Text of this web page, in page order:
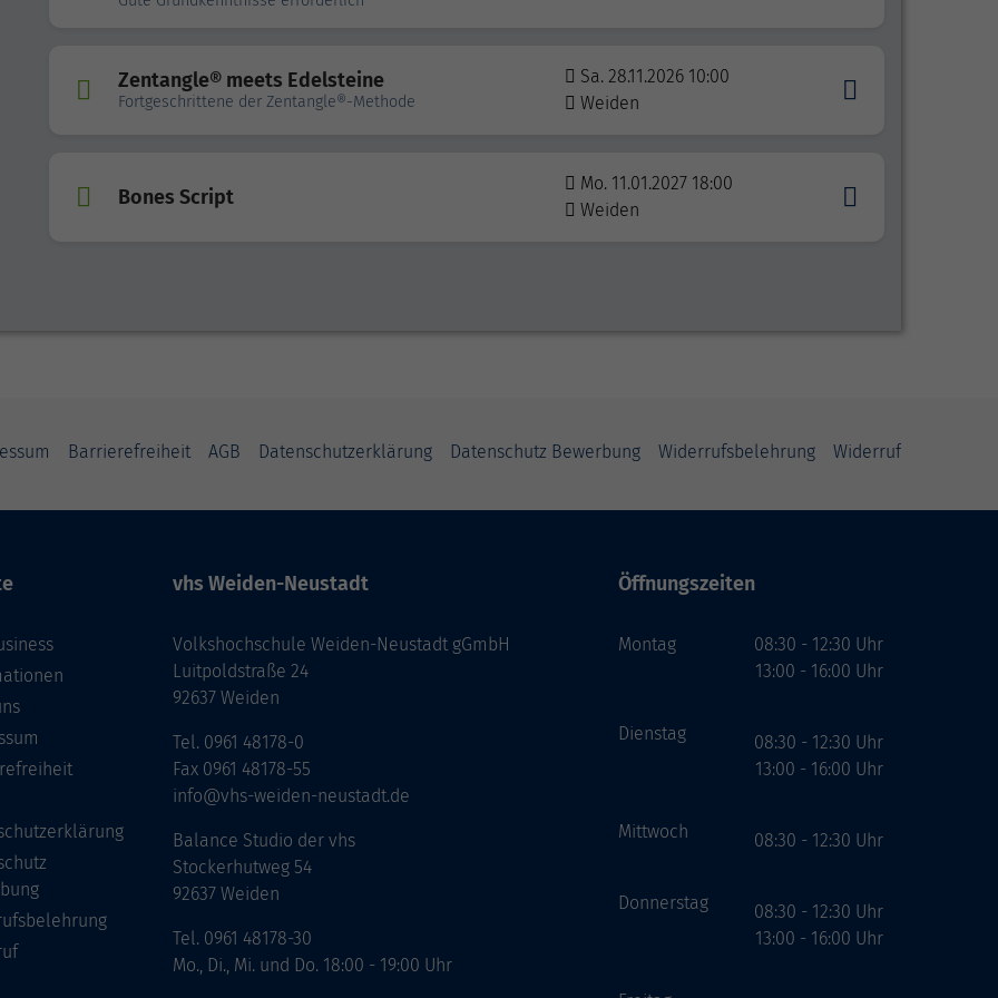
Zentangle® meets Edelsteine
Fortgeschrittene der Zentangle®-Methode
Sa. 28.11.2026 10:00
Weiden
Bones Script
Mo. 11.01.2027 18:00
Weiden
Barrierefreiheit AGB Datenschutzerklärung Datenschutz Bewerbung Widerrufsbelehrung Widerruf
vhs Weiden-Neustadt
Volkshochschule Weiden-Neustadt gGmbH
Luitpoldstraße 24
92637 Weiden
Tel. 0961 48178-0
Fax 0961 48178-55
info@vhs-weiden-neustadt.de
Balance Studio der vhs
Stockerhutweg 54
92637 Weiden
Tel. 0961 48178-30
Mo., Di., Mi. und Do. 18:00 - 19:00 Uhr
Öffnungszeiten
Montag
Dienstag
Mittwoch
Donnerstag
08:30 - 12:30 Uhr
13:00 - 16:00 Uhr
08:30 - 12:30 Uhr
13:00 - 16:00 Uhr
08:30 - 12:30 Uhr
08:30 - 12:30 Uhr
13:00 - 16:00 Uhr